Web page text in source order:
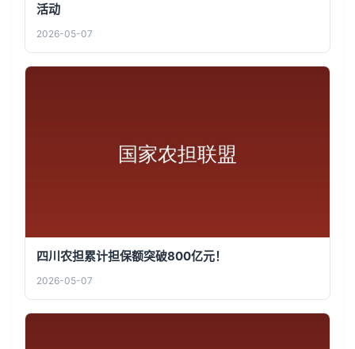
活动
2026-05-07
四川农担累计担保额突破800亿元！
2026-05-07